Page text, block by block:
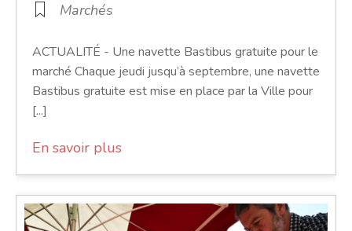
Marchés
ACTUALITÉ - Une navette Bastibus gratuite pour le
marché Chaque jeudi jusqu’à septembre, une navette
Bastibus gratuite est mise en place par la Ville pour
[...]
En savoir plus